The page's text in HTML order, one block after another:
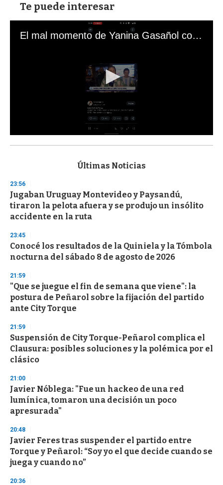
Te puede interesar
El mal momento de Yanina Gasañol con un hincha argentino en "Subrayado"
s
d
s
o
f
3
s
e
c
o
d
s
Últimas Noticias
23:56
Jugaban Uruguay Montevideo y Paysandú,
tiraron la pelota afuera y se produjo un insólito
accidente en la ruta
23:45
Conocé los resultados de la Quiniela y la Tómbola
nocturna del sábado 8 de agosto de 2026
21:59
"Que se juegue el fin de semana que viene": la
postura de Peñarol sobre la fijación del partido
ante City Torque
21:59
Suspensión de City Torque-Peñarol complica el
Clausura: posibles soluciones y la polémica por el
clásico
21:00
Javier Nóblega: "Fue un hackeo de una red
lumínica, tomaron una decisión un poco
apresurada"
20:48
Javier Feres tras suspender el partido entre
Torque y Peñarol: “Soy yo el que decide cuando se
juega y cuando no”
20:36